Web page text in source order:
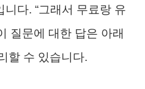
다. “그래서 무료랑 유
질문에 대한 답은 아래
할 수 있습니다.